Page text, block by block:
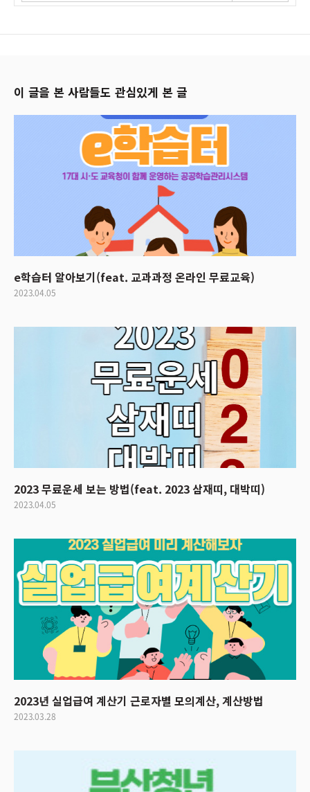
이 글을 본 사람들도 관심있게 본 글
e학습터 알아보기(feat. 교과과정 온라인 무료교육)
2023.04.05
2023 무료운세 보는 방법(feat. 2023 삼재띠, 대박띠)
2023.04.05
2023년 실업급여 계산기 근로자별 모의계산, 계산방법
2023.03.28